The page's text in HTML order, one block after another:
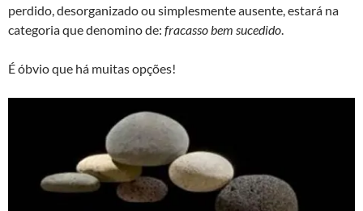
perdido, desorganizado ou simplesmente ausente, estará na
categoria que denomino de: fracasso bem sucedido
É óbvio que há muitas opções!